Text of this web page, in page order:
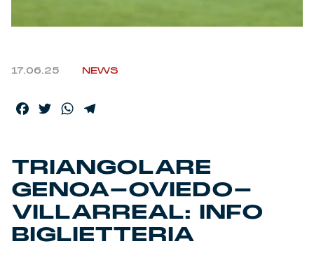
Isolani x Genoa
Gift Card Online Store
Fortissimo batte il mio cuor
17.06.25 NEWS
Facebook
TwitterWhatsApp
TRIANGOLARE
GENOA-OVIEDO-
VILLARREAL: INFO
BIGLIETTERIA